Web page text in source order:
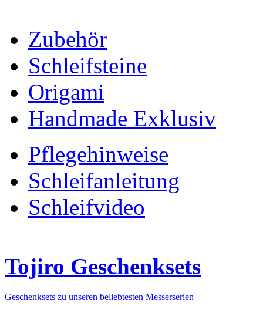
Zubehör
Schleifsteine
Origami
Handmade Exklusiv
Pflegehinweise
Schleifanleitung
Schleifvideo
Tojiro Geschenksets
Geschenksets zu unseren beliebtesten Messerserien